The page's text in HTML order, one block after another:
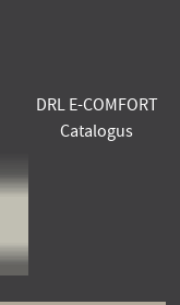
DRL E-COMFORT
Catalogus